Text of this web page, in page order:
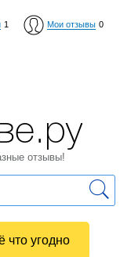
1 Мои отзывы 0
отзывы!
что угодно